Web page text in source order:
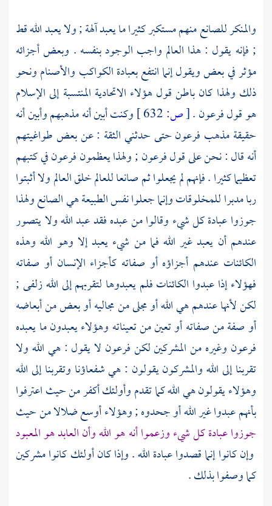
والمنكر للصانع منهم مستكبر كثيرا ما يعبد آلهة ; ولا يعبد الله قط
; فإنه يقول : هذا العالم واجب الوجود بنفسه . وبعض أجزائه
مؤثر في بعض ويقول إنما انتفع بعبادة الكواكب والأصنام ونحو
ذلك ولهذا كان باطن قول هؤلاء الاتحادية المنتسبة إلى الإسلام
هو قولفرعون.
[ص:
وكنت أبين أنه مذهبهم وأبين أنه
حقيقة مذهب فرعونحتى حدثني الثقة : عن بعض طواغيتهم
أنه قال : نحن على قولفرعون; ولهذا يعظمونفرعونفي كتبهم
تعظيما كثيرا . فإنهم لم يجعلوا ثم صانعا للعالم خلق العالم ولا أثبتوا
ربا مدبرا للمخلوقات وإنما جعلوا نفس الطبيعة هي الصانع ولهذا
جوزوا عبادة كل شيء وقالوا من عبده فقد عبد الله ولا يتصور
عندهم أن يعبد غير الله فما من شيء يعبد إلا وهو الله وهذه
الكائنات عندهم أجزاؤه أو صفاته كأجزاء الإنسان أو صفاته
فهؤلاء إذا عبدوا الكائنات فلم يعبدوها لتقربهم إلى الله زلفى ;
لكن لأنها عندهم هي الله أو مجلى من مجاليه أو بعض من أبعاضه
أو صفة من صفاته أو تعين من تعيناته وهؤلاء يعبدون ما يعبده
فرعون وغيره منالمشركينلكنفرعون لا يقول : هي الله ولا
تقربنا إلى اللهوالمشركونيقولون : هي شفعاؤنا وتقربنا إلى الله
وهؤلاء يقولون هي الله كما تقدم وأولئك أكفر من حيث اعترفوا
بأنهم عبدوا غير الله أو جحدوه ; وهؤلاء أوسع ضلالا من حيث
جوزوا عبادة كل شيء وزعموا أنه هو الله وأن العابد هو المعبود
وإن كانوا إنما قصدوا عبادة الله . وإذا كان أولئك كانوا مشركين
كما وصفوا بذلك .